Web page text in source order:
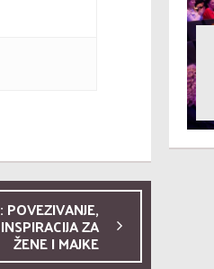
ZA
ŽENE I MAJKE